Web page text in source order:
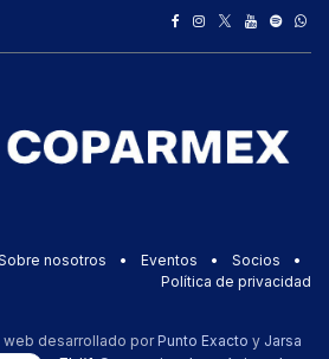
nosotros • Eventos • Socios
•
Política de privacidad
web desarrollado por Punto Exacto y Jarsa